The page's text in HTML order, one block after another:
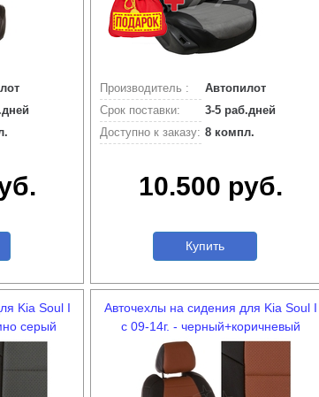
Производитель :
Автопилот
Срок поставки:
3-5 раб.дней
Доступно к заказу: 8 компл.
10.500 руб.
Купить
Kia Soul I
серый
Авточехлы на сидения для Kia Soul I
с 09-14г. - черный+коричневый